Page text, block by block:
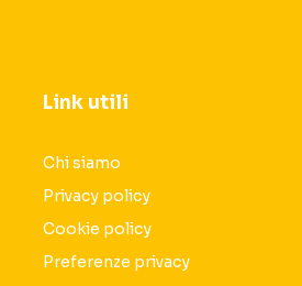
Link utili
Chi siamo
Privacy policy
Cookie policy
Preferenze privacy